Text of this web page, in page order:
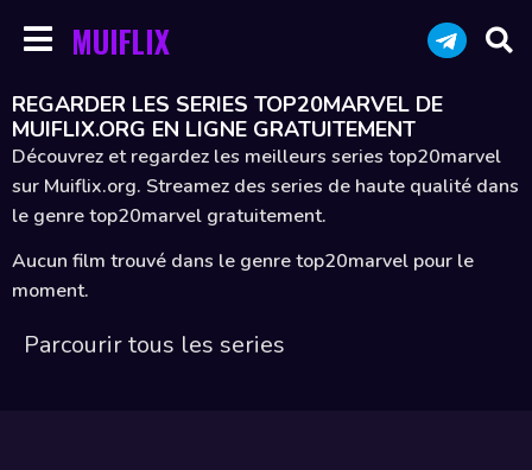
MUIFLIX
REGARDER LES SERIES TOP20MARVEL DE
MUIFLIX.ORG EN LIGNE GRATUITEMENT
Découvrez et regardez les meilleurs series top20marvel
sur Muiflix.org. Streamez des series de haute qualité dans
le genre top20marvel gratuitement.
Aucun film trouvé dans le genre top20marvel pour le
moment.
Parcourir tous les series